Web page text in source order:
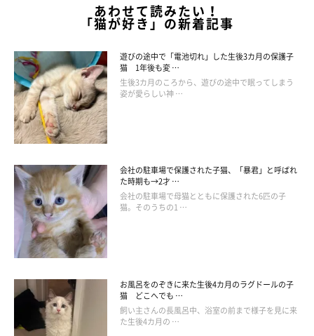
あわせて読みたい！
「猫が好き」の新着記事
遊びの途中で「電池切れ」した生後3カ月の保護子
猫 1年後も変 …
生後3カ月のころから、遊びの途中で眠ってしまう
姿が愛らしい神 …
会社の駐車場で保護された子猫、「暴君」と呼ばれ
た時期も→2才 …
会社の駐車場で母猫とともに保護された6匹の子
猫。そのうちの1 …
お風呂をのぞきに来た生後4カ月のラグドールの子
猫 どこへでも …
飼い主さんの長風呂中、浴室の前まで様子を見に来
た生後4カ月の …